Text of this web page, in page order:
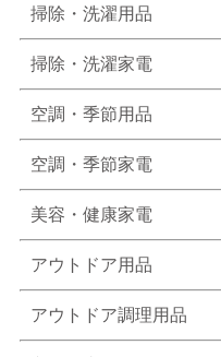
掃除・洗濯用品
掃除・洗濯家電
空調・季節用品
空調・季節家電
美容・健康家電
アウトドア用品
アウトドア調理用品